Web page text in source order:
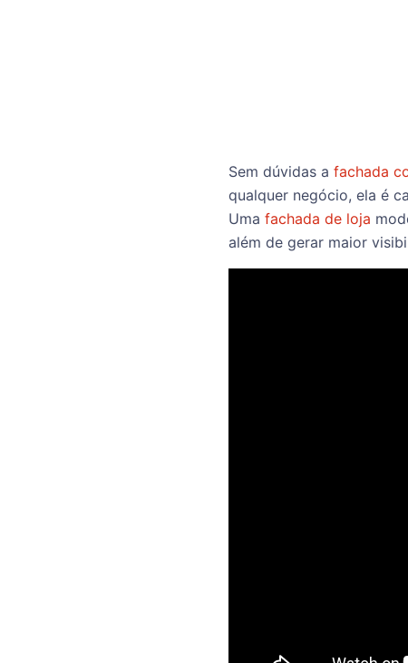
Sem dúvidas a fachada
qualquer negócio, ela é
Uma fachada de loja
além de gerar maior